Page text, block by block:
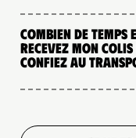
Combien de
recevez mon
confiez au